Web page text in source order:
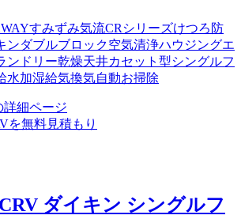
すみずみ気流CRシリーズけつろ防
ンダブルブロック空気清浄ハウジングエ
ンドリー乾燥天井カセット型シングルフ
水加湿給気換気自動お掃除
ダイキン シングルフ